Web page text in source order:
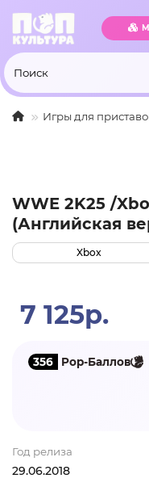
Игры для
WWE 2K25 /
(Английская
Xbox
7 125р.
356 Pop-Баллов
Год релиза
29.06.2018